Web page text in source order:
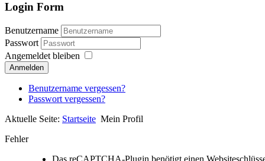
Login Form
Benutzername
Passwort
Angemeldet bleiben
Anmelden
Benutzername vergessen?
Passwort vergessen?
Aktuelle Seite: Startseite Mein Profil
Fehler
Das reCAPTCHA-Plugin benötigt einen